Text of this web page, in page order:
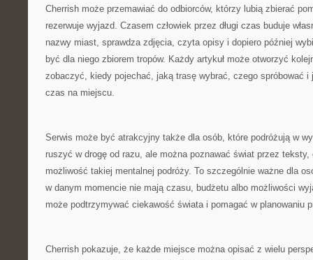
Cherrish może przemawiać do odbiorców, którzy lubią zbierać
rezerwuje wyjazd. Czasem człowiek przez długi czas buduje
nazwy miast, sprawdza zdjęcia, czyta opisy i dopiero później
być dla niego zbiorem tropów. Każdy artykuł może otworzyć
zobaczyć, kiedy pojechać, jaką trasę wybrać, czego spróbować
czas na miejscu.
Serwis może być atrakcyjny także dla osób, które podróżują w
ruszyć w drogę od razu, ale można poznawać świat przez
możliwość takiej mentalnej podróży. To szczególnie ważne dla
w danym momencie nie mają czasu, budżetu albo możliwości
może podtrzymywać ciekawość świata i pomagać w planowaniu
Cherrish pokazuje, że każde miejsce można opisać z wielu